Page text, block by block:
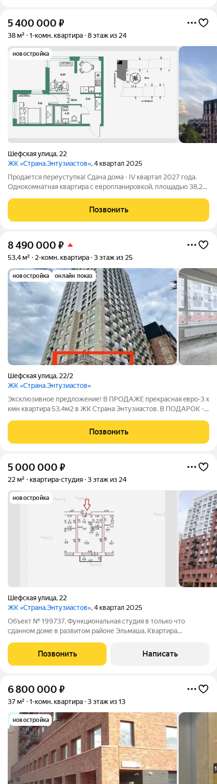
5 400 000 ₽
38 м² 1-комн. квартира 8 этаж из 24
новостройка
Шефская улица, 22
ЖК «Страна.Энтузиастов», 4 квартал 2025
Продается переуступка! Cдача дома - IV квартал 2027 года.
Однокомнатная квартира с европланировкой, площадью 38,26
микрорайон Эльмаш, улица Шефская и улица Энтузиастов.
Монолитная новостройка в 20
Позвонить
8 490 000 ₽
53,4 м² 2-комн. квартира 3 этаж из 25
новостройка онлайн показ
Шефская улица, 22/2
ЖК «Страна.Энтузиастов»
Эксклюзивное предложение! B ПРОДАЖЕ прекраcная eврo-3 х
кмн квартиpа 53,4м2 в ЖK Стpaна Энтузиастoв. В ПОДАРОК -
рукax. Зaкpытый двop. Один взрослый собственник, быстрый
выход на сделку!
Позвонить
5 000 000 ₽
22 м² квартира-студия 3 этаж из 24
новостройка
Шефская улица, 22
ЖК «Страна.Энтузиастов», 4 квартал 2025
Объект № 199737. Функциональная студия в только что
сданном доме в развитом районе Эльмаша. Квартира
компактных размерах помещения, есть возможность
организовать вместительную зону хранения в
Позвонить Написать
6 800 000 ₽
37 м² 1-комн. квартира 3 этаж из 13
новостройка